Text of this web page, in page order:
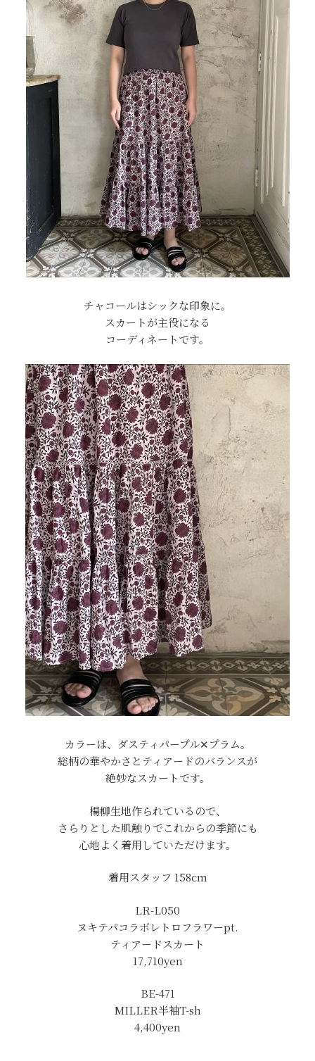
チャコールはシックな印象に。
スカートが主役になる
コーディネートです。
カラーは、ダスティパープル✕プラム。
総柄の華やかさとティアードのバランスが
絶妙なスカートです。
楊柳生地作られているので、
さらりとした肌触りでこれからの季節にも
心地よく着用していただけます。
着用スタッフ 158cm
LR-L050
ヌキテパコラボレトロフラワーpt.
ティアードスカート
17,710yen
BE-471
MILLER半袖T-sh
4,400yen